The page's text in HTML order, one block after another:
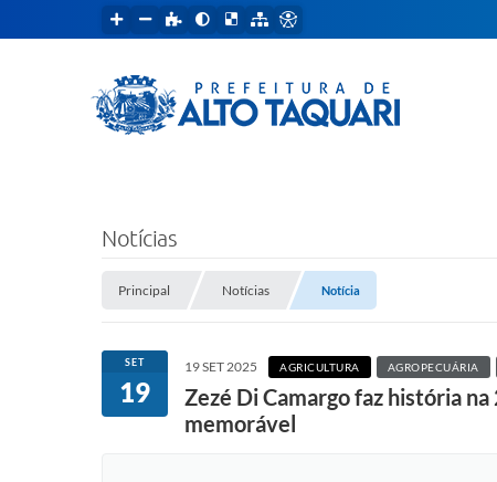
Notícias
Principal Notícias Notícia
SET
19
19 SET 2025 AGRICULTURA AGROPECUÁRIA
Zezé Di Camargo faz história
memorável